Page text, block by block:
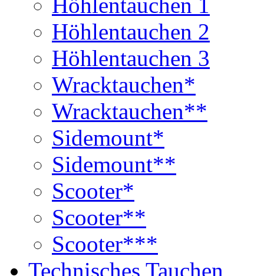
Höhlentauchen 2
Höhlentauchen 3
Wracktauchen*
Wracktauchen**
Sidemount*
Sidemount**
Scooter*
Scooter**
Scooter***
Technisches Tauchen